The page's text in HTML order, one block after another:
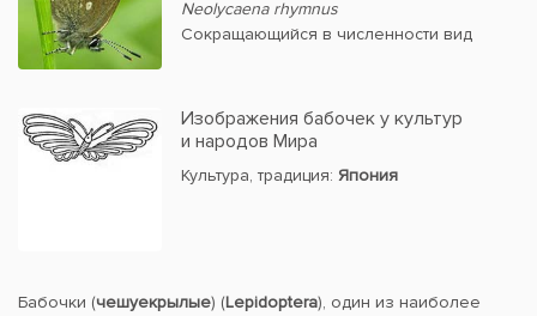
Neolycaena rhymnus
Сокращающийся в численности вид
Изображения бабочек у культур
и народов Мира
Культура, традиция: Япония
Бабочки (чешуекрылые) (Lepidoptera), один из наиболее